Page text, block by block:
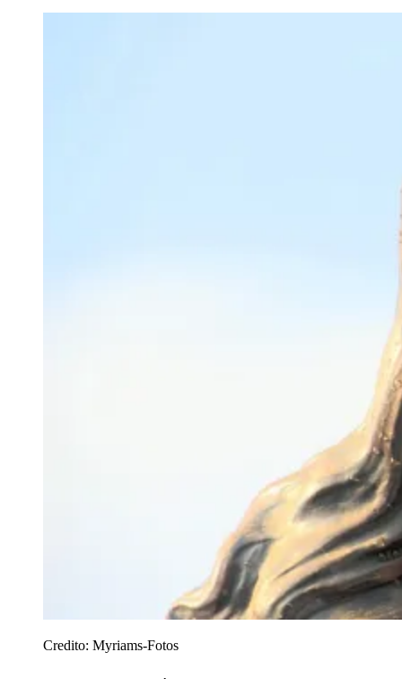
Credito: Myriams-Fotos